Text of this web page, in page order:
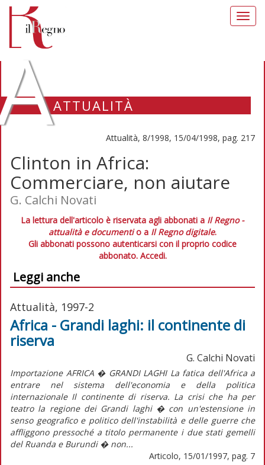
ATTUALITÀ
Attualità, 8/1998, 15/04/1998, pag. 217
Clinton in Africa:
Commerciare, non aiutare
G. Calchi Novati
La lettura dell'articolo è riservata agli abbonati a Il Regno -
attualità e documentio a Il Regno digitale.
Gli abbonati possono autenticarsi con il proprio codice
abbonato. Accedi.
Leggi anche
Attualità, 1997-2
Africa - Grandi laghi: il continente di
riserva
G. Calchi Novati
Importazione AFRICA � GRANDI LAGHI La fatica dell'Africa a
entrare nel sistema dell'economia e della politica
internazionale Il continente di riserva. La crisi che ha per
teatro la regione dei Grandi laghi � con un'estensione in
senso geografico e politico dell'instabilità e delle guerre che
affliggono pressoché a titolo permanente i due stati gemelli
del Ruanda e Burundi � non...
Articolo, 15/01/1997, pag. 7